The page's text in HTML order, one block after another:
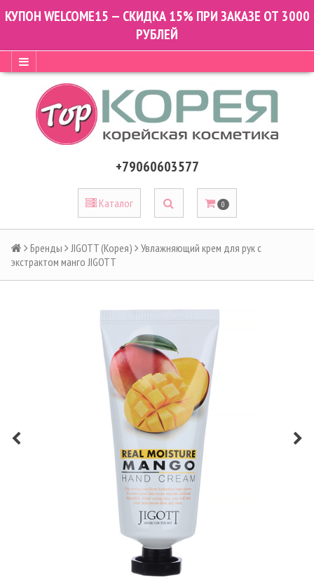
КУПОН WELCOME15 — СКИДКА 15% ПРИ ЗАКАЗЕ ОТ 3000
РУБЛЕЙ
+79060603577
Каталог 0
Бренды JIGOTT (Корея)
Увлажняющий крем для рук с
экстрактом манго JIGOTT